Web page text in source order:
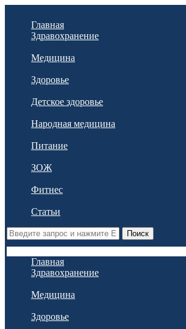
Главная
Здравохранение
Медицина
Здоровье
Детское здоровье
Народная медицина
Питание
ЗОЖ
Фитнес
Статьи
Поиск
Главная
Здравохранение
Медицина
Здоровье